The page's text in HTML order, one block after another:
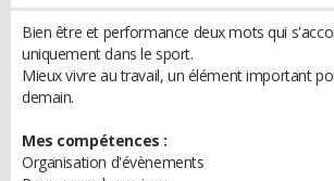
Bien être et performance deux mots qui
uniquement dans le sport.
Mieux vivre au travail, un élément important
demain.
Mes compétences :
Organisation d'évènements